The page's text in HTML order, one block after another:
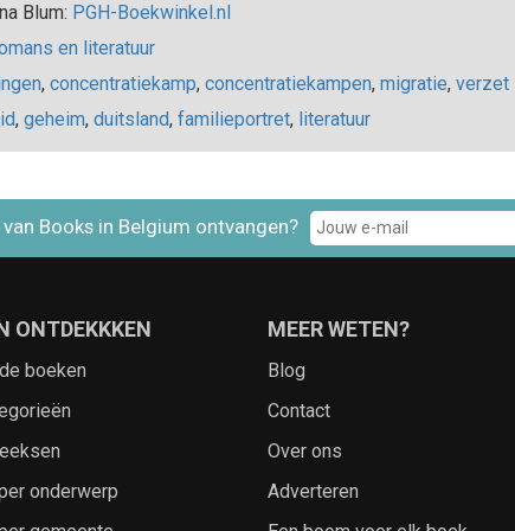
Blum: PGH-Boekwinkel.nl
en literatuur
, concentratiekamp, concentratiekampen, migratie, verzet
, geheim, duitsland, familieportret, literatuur
Books in Belgium ontvangen?
ONTDEKKKEN
boeken
onderwerp
MEER WETEN?
Blog
Contact
Over ons
Adverteren